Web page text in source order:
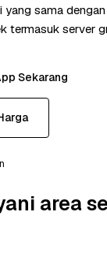
yang sama
termasuk server
Sekarang
area